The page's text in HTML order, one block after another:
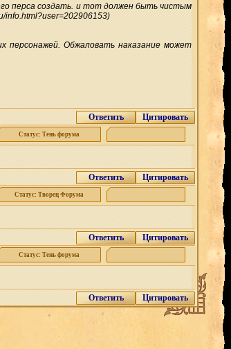
перса создать. и тот должен быть чистым
info.html?user=202906153)
персонажей. Обжаловать наказание может
Ответить
Цитировать
Статус: Тень форума
Ответить
Цитировать
Статус: Творец Форума
Ответить
Цитировать
Статус: Тень форума
Ответить Цитировать